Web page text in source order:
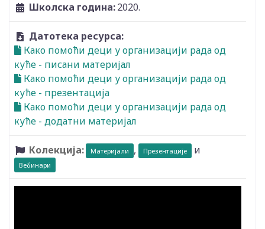
Школска година:2020.
Датотека ресурса:
Како помоћи деци у организацији рада од
куће - писани материјал
Како помоћи деци у организацији рада од
куће - презентација
Како помоћи деци у организацији рада од
куће - додатни материјал
Колекција: Материјали , Презентације и
Вебинари